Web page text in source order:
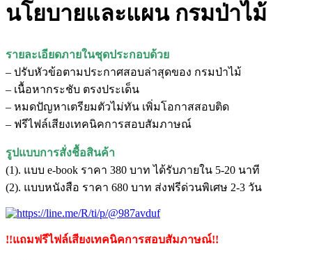
นโยบายและแผน กรมป่าไม้
รายละเอียดภายในชุดประกอบด้วย
– ปรับหัวข้อตามประกาศสอบล่าสุดของ กรมป่าไม้
– เนื้อหากระชับ ตรงประเด็น
– หมดปัญหาเตรียมตัวไม่ทัน เพิ่มโอกาสสอบติด
– ฟรีไฟล์เสียงเทคนิคการสอบสัมภาษณ์
รูปแบบการสั่งชื้อสินค้า
(1). แบบ e-book ราคา 380 บาท ได้รับภายใน 5-20 นาที
(2). แบบหนังสือ ราคา 680 บาท ส่งฟรีด่วนพิเศษ 2-3 วัน
!!แถมฟรีไฟล์เสียงเทคนิคการสอบสัมภาษณ์!!